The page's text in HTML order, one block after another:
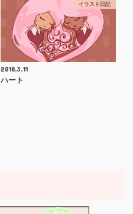
イラスト日記
2018.3.11
ハート